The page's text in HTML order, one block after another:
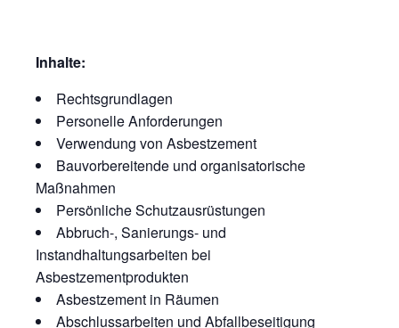
Inhalte:
Rechtsgrundlagen
Personelle Anforderungen
Verwendung von Asbestzement
Bauvorbereitende und organisatorische
Maßnahmen
Persönliche Schutzausrüstungen
Abbruch-, Sanierungs- und
Instandhaltungsarbeiten bei
Asbestzementprodukten
Asbestzement in Räumen
Abschlussarbeiten und Abfallbeseitigung